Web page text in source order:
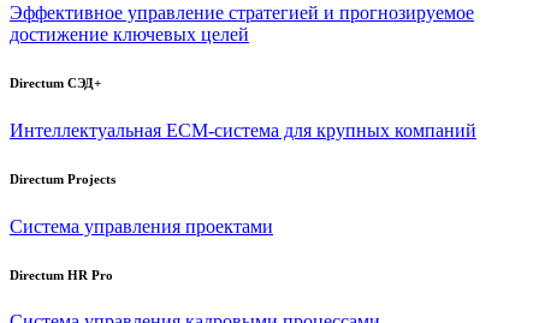
Эффективное управление стратегией и прогнозируемое
достижение ключевых целей
Directum СЭД+
Интеллектуальная ECM-система для крупных компаний
Directum Projects
Система управления проектами
Directum HR Pro